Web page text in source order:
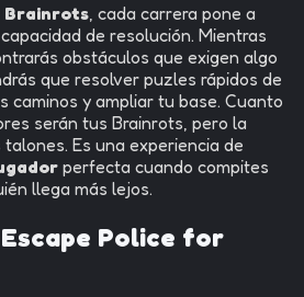
Brainrots , cada carrera pone a
de resolución. Mientras
obstáculos que exigen algo
que resolver puzles rápidos de
caminos y ampliar tu base. Cuanto
serán tus Brainrots, pero la
Es una experiencia de
perfecta cuando compites
llega más lejos.
Escape Police for